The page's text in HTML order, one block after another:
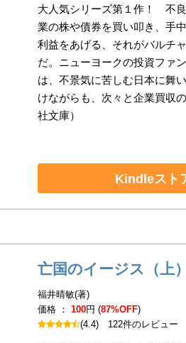
大人気シリーズ第１作！ 不
業の株や債券を買い叩き、手
利益をあげる、それがバルチ
だ。ニューヨークの投資ファ
は、不景気に苦しむ日本に舞
けながらも、次々と企業買収
社文庫）
Kindleスト
亡国のイージス（上）
福井晴敏(著)
価格 ：100円 (87%OFF)
(4.4) 122件のレビュー